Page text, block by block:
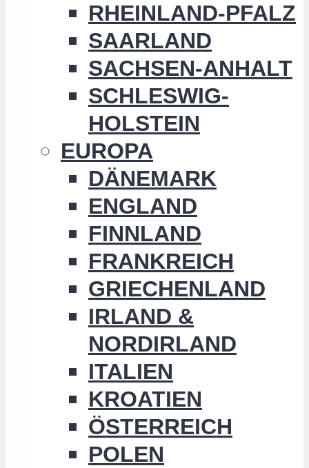
RHEINLAND-PFALZ
SAARLAND
SACHSEN-ANHALT
SCHLESWIG-
HOLSTEIN
EUROPA
DÄNEMARK
ENGLAND
FINNLAND
FRANKREICH
GRIECHENLAND
IRLAND &
NORDIRLAND
ITALIEN
KROATIEN
ÖSTERREICH
POLEN